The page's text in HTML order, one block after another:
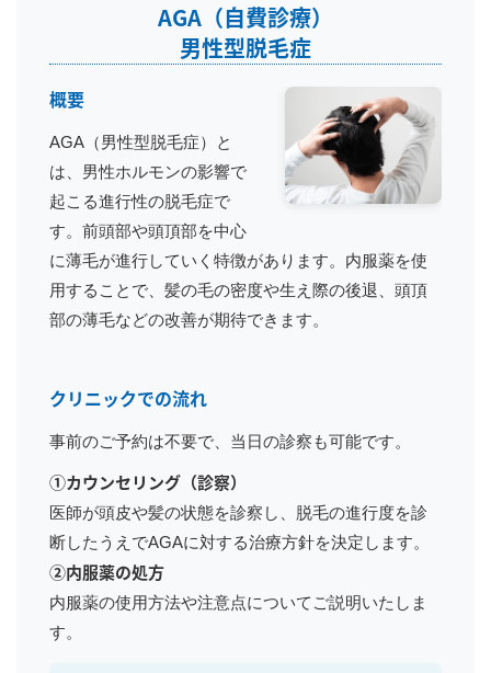
AGA（自費診療）
男性型脱毛症
概要
AGA（男性型脱毛症）と
は、男性ホルモンの影響で
起こる進行性の脱毛症で
す。前頭部や頭頂部を中心
に薄毛が進行していく特徴があります。内服薬を使
用することで、髪の毛の密度や生え際の後退、頭頂
部の薄毛などの改善が期待できます。
クリニックでの流れ
事前のご予約は不要で、当日の診察も可能です。
①カウンセリング（診察）
医師が頭皮や髪の状態を診察し、脱毛の進行度を診
断したうえでAGAに対する治療方針を決定します。
②内服薬の処方
内服薬の使用方法や注意点についてご説明いたしま
す。